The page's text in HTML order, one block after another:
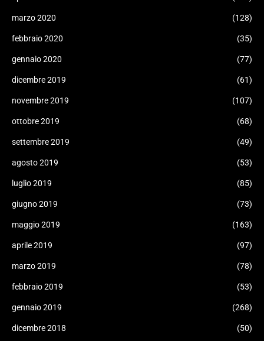
marzo 2020 (128)
febbraio 2020 (35)
gennaio 2020 (77)
dicembre 2019 (61)
novembre 2019 (107)
ottobre 2019 (68)
settembre 2019 (49)
agosto 2019 (53)
luglio 2019 (85)
giugno 2019 (73)
maggio 2019 (163)
aprile 2019 (97)
marzo 2019 (78)
febbraio 2019 (53)
gennaio 2019 (268)
dicembre 2018 (50)